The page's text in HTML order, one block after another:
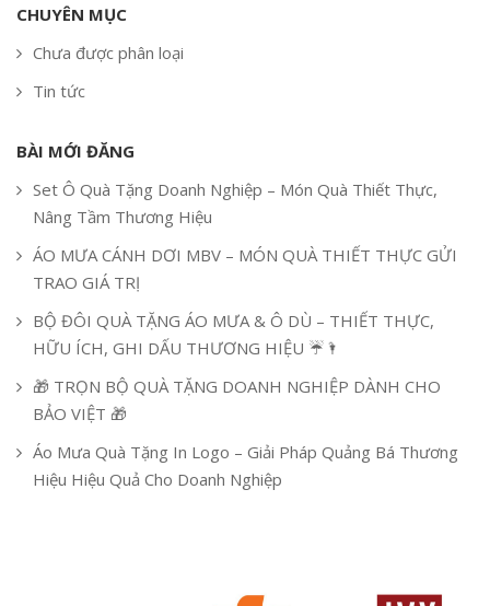
CHUYÊN MỤC
Chưa được phân loại
Tin tức
BÀI MỚI ĐĂNG
Set Ô Quà Tặng Doanh Nghiệp – Món Quà Thiết Thực,
Nâng Tầm Thương Hiệu
ÁO MƯA CÁNH DƠI MBV – MÓN QUÀ THIẾT THỰC GỬI
TRAO GIÁ TRỊ
BỘ ĐÔI QUÀ TẶNG ÁO MƯA & Ô DÙ – THIẾT THỰC,
HỮU ÍCH, GHI DẤU THƯƠNG HIỆU ☔🌂
🎁 TRỌN BỘ QUÀ TẶNG DOANH NGHIỆP DÀNH CHO
BẢO VIỆT 🎁
Áo Mưa Quà Tặng In Logo – Giải Pháp Quảng Bá Thương
Hiệu Hiệu Quả Cho Doanh Nghiệp